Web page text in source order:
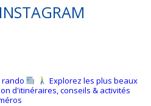
INSTAGRAM
rando
Explorez les plus beaux
d'itinéraires, conseils & activités